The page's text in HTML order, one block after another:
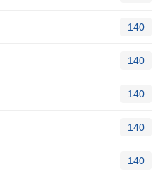
140
140
140
140
140